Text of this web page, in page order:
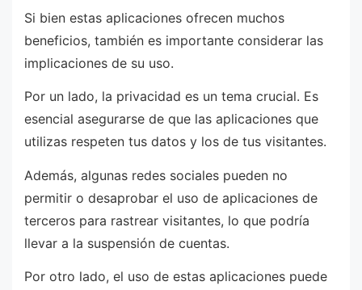
Si bien estas aplicaciones ofrecen muchos
beneficios, también es importante considerar las
implicaciones de su uso.
Por un lado, la privacidad es un tema crucial. Es
esencial asegurarse de que las aplicaciones que
utilizas respeten tus datos y los de tus visitantes.
Además, algunas redes sociales pueden no
permitir o desaprobar el uso de aplicaciones de
terceros para rastrear visitantes, lo que podría
llevar a la suspensión de cuentas.
Por otro lado, el uso de estas aplicaciones puede